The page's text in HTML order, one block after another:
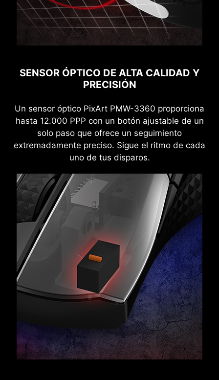
SENSOR ÓPTICO DE ALTA CALIDAD Y
PRECISIÓN
Un sensor óptico PixArt PMW-3360 proporciona
hasta 12.000 PPP con un botón ajustable de un
solo paso que ofrece un seguimiento
extremadamente preciso. Sigue el ritmo de cada
uno de tus disparos.